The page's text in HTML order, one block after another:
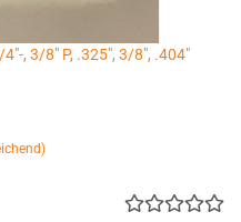
, 3/8" P, .325", 3/8", .404"